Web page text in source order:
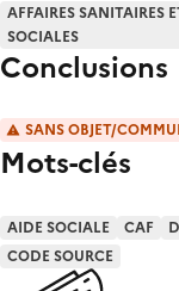
AFFAIRES SANITAIRES
SOCIALES
Conclusions
SANS OBJET/
Mots-clés
AIDE SOCIALE CAF
CODE SOURCE